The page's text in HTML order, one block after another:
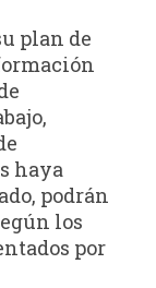
plan de
haya
podrán
los
por